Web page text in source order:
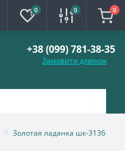
0 0 0
+38 (099) 781-38-35
Замовити дзвінок
Золотая ладанка шк-3136